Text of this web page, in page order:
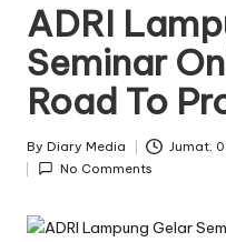
ADRI
Seminar
Road To
Posted
by
By Diary Media
Jumat.
No Comments